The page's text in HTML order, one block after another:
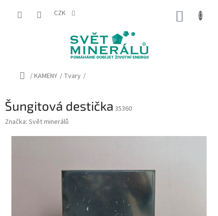
CZK
Domů
/KAMENY / Tvary /
Šungitová destička 35360
Značka: Svět minerálů